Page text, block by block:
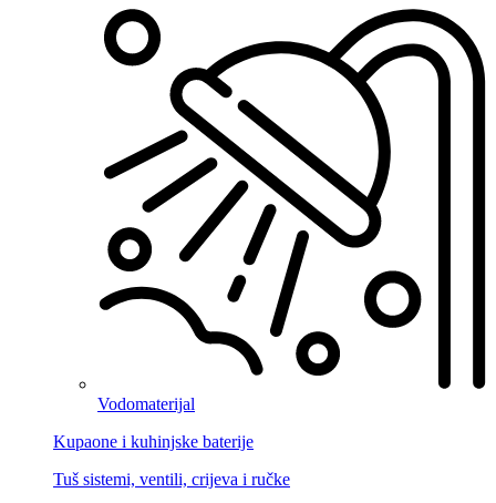
Vodomaterijal
Kupaone i kuhinjske baterije
Tuš sistemi, ventili, crijeva i ručke